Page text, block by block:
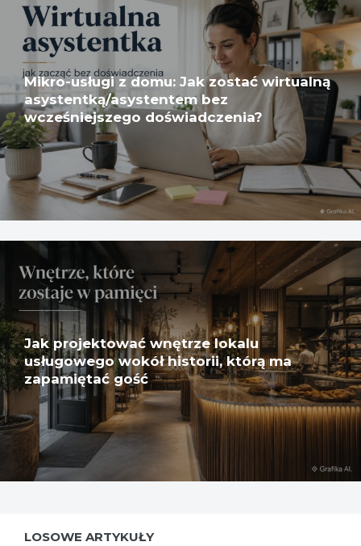
Mikro-usługi z domu: Jak zostać wirtualną
asystentką/asystentem bez
wcześniejszego doświadczenia?
Jak projektować wnętrze lokalu
usługowego wokół historii, którą ma
zapamiętać gość
LOSOWE ARTYKUŁY